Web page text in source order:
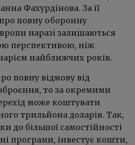
Фахурдінова. За її
повну оборонну
наразі залишаються
перспективою, ніж
найближчих років.
повну відмову від
то за окремими
може коштувати
трильйона доларів. Так,
до більшої самостійності
програми, інвестує кошти,